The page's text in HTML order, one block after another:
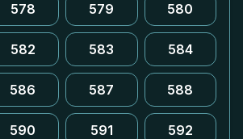
578 579 580
582 583 584
586 587 588
590 591 592